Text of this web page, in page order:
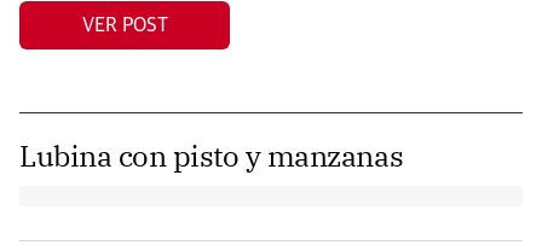
VER POST
Lubina con pisto y manzanas